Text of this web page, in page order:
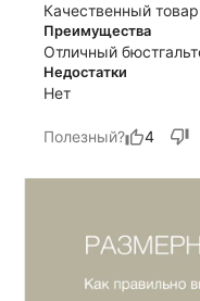
Качественный
Преимущества
Отличный
Недостатки
Нет
Полезный? 4